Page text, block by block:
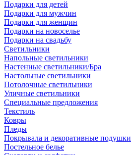
Подарки для детей
Подарки для мужчин
Подарки для женщин
Подарки на новоселье
Подарки на свадьбу
Светильники
Напольные светильники
Настенные светильники/Бра
Настольные светильники
Потолочные светильники
Уличные светильники
Специальные предложения
Текстиль
Ковры
Пледы
Покрывала и декоративные подушки
Постельное белье